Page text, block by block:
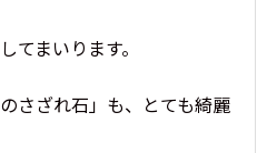
てまいります。
さざれ石」も、とても綺麗